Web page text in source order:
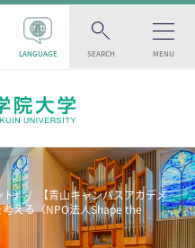
LANGUAGE SEARCH MENU
ト）
【青山キャンパスアカデメ
える（NPO法人Shape the